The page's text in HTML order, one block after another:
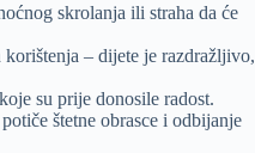
skrolanja ili straha da će
– dijete je razdražljivo,
su prije donosile radost.
štetne obrasce i odbijanje